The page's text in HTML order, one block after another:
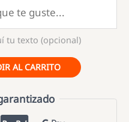
tu texto (opcional)
AL CARRITO